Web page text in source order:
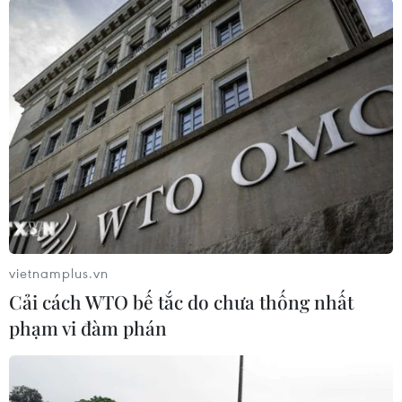
trong tình trạng nứt vỏ và cánh tà
Boeing điều tra vấn đề mới phát sinh đối với
dòng máy bay 787 Dreamliner
TIN LIÊN QUAN
vietnamplus.vn
Cải cách WTO bế tắc do chưa thống nhất
phạm vi đàm phán